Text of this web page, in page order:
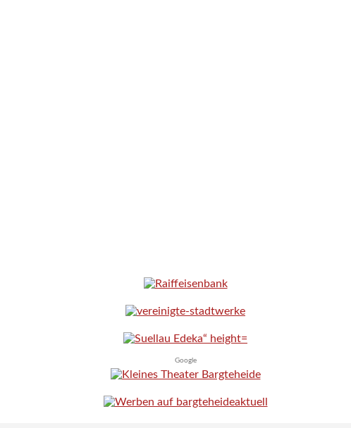
Google